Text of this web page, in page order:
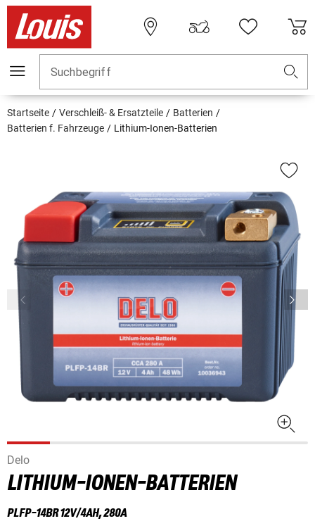
Suchbegriff
Startseite Verschleiß- & Ersatzteile
Batterien
Batterien f. Fahrzeuge
Lithium-Ionen-Batterien
Delo
LITHIUM-IONEN-BATTERIEN
PLFP-14BR 12V/4AH, 280A